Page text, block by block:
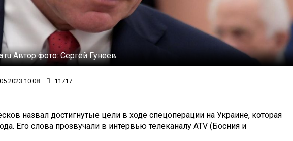
Автор фото:Сергей Гунеев
10:08 11717
назвал достигнутые цели в ходе спецоперации на Украине, которая
Его слова прозвучали в интервью телеканалу ATV (Босния и